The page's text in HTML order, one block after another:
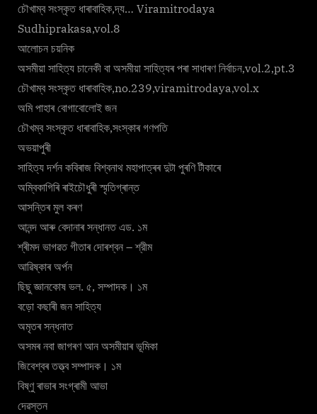
চৌখাম্ব সংস্কৃত ধাৰাবাহিক,দ্য… Viramitrodaya
Sudhiprakasa,vol.8
আলোচন চয়নিক
অসমীয়া সাহিত্য চানেকী বা অসমীয়া সাহিত্যৰ পৰা সাধাৰণ নিৰ্বাচন,vol.2,pt.3
চৌখাম্ব সংস্কৃত ধাৰাবাহিক,no.239,viramitrodaya,vol.x
অমি পাহাৰ বোগাবোলোই জন
চৌখম্ব সংস্কৃত ধাৰাবাহিক,সংস্কাৰ গণপতি
অভয়াপুৰী
সাহিত্য দৰ্শন কবিৰাজ বিশ্বনাথ মহাপাত্ৰৰ দুটা পুৰণি টীকাৰে
অম্বিকাগিৰি ৰাইচৌধুৰী স্মৃতিগ্ৰান্ত
আসন্তিৰ মুল কৰণ
আনন্দ আৰু বেদানাৰ সন্ধানত এড. ১ম
শ্ৰীমদ ভাগৱত গীতাৰ দোৰশ্বন – শ্রীম
আৱিষ্কাৰ অৰ্পন
ছিছু জ্ঞানকোষ ভল. ৫, সম্পাদক। ১ম
বড়ো কছাৰী জন সাহিত্য
অমৃতৰ সন্ধনাত
অসমৰ নবা জাগৰণ আন অসমীয়াৰ ভূমিকা
জিবেশ্বৰ তত্ত্ব সম্পাদক। ১ম
বিষ্ণু ৰাভাৰ সংগ্ৰামী আভা
দেৱস্তন